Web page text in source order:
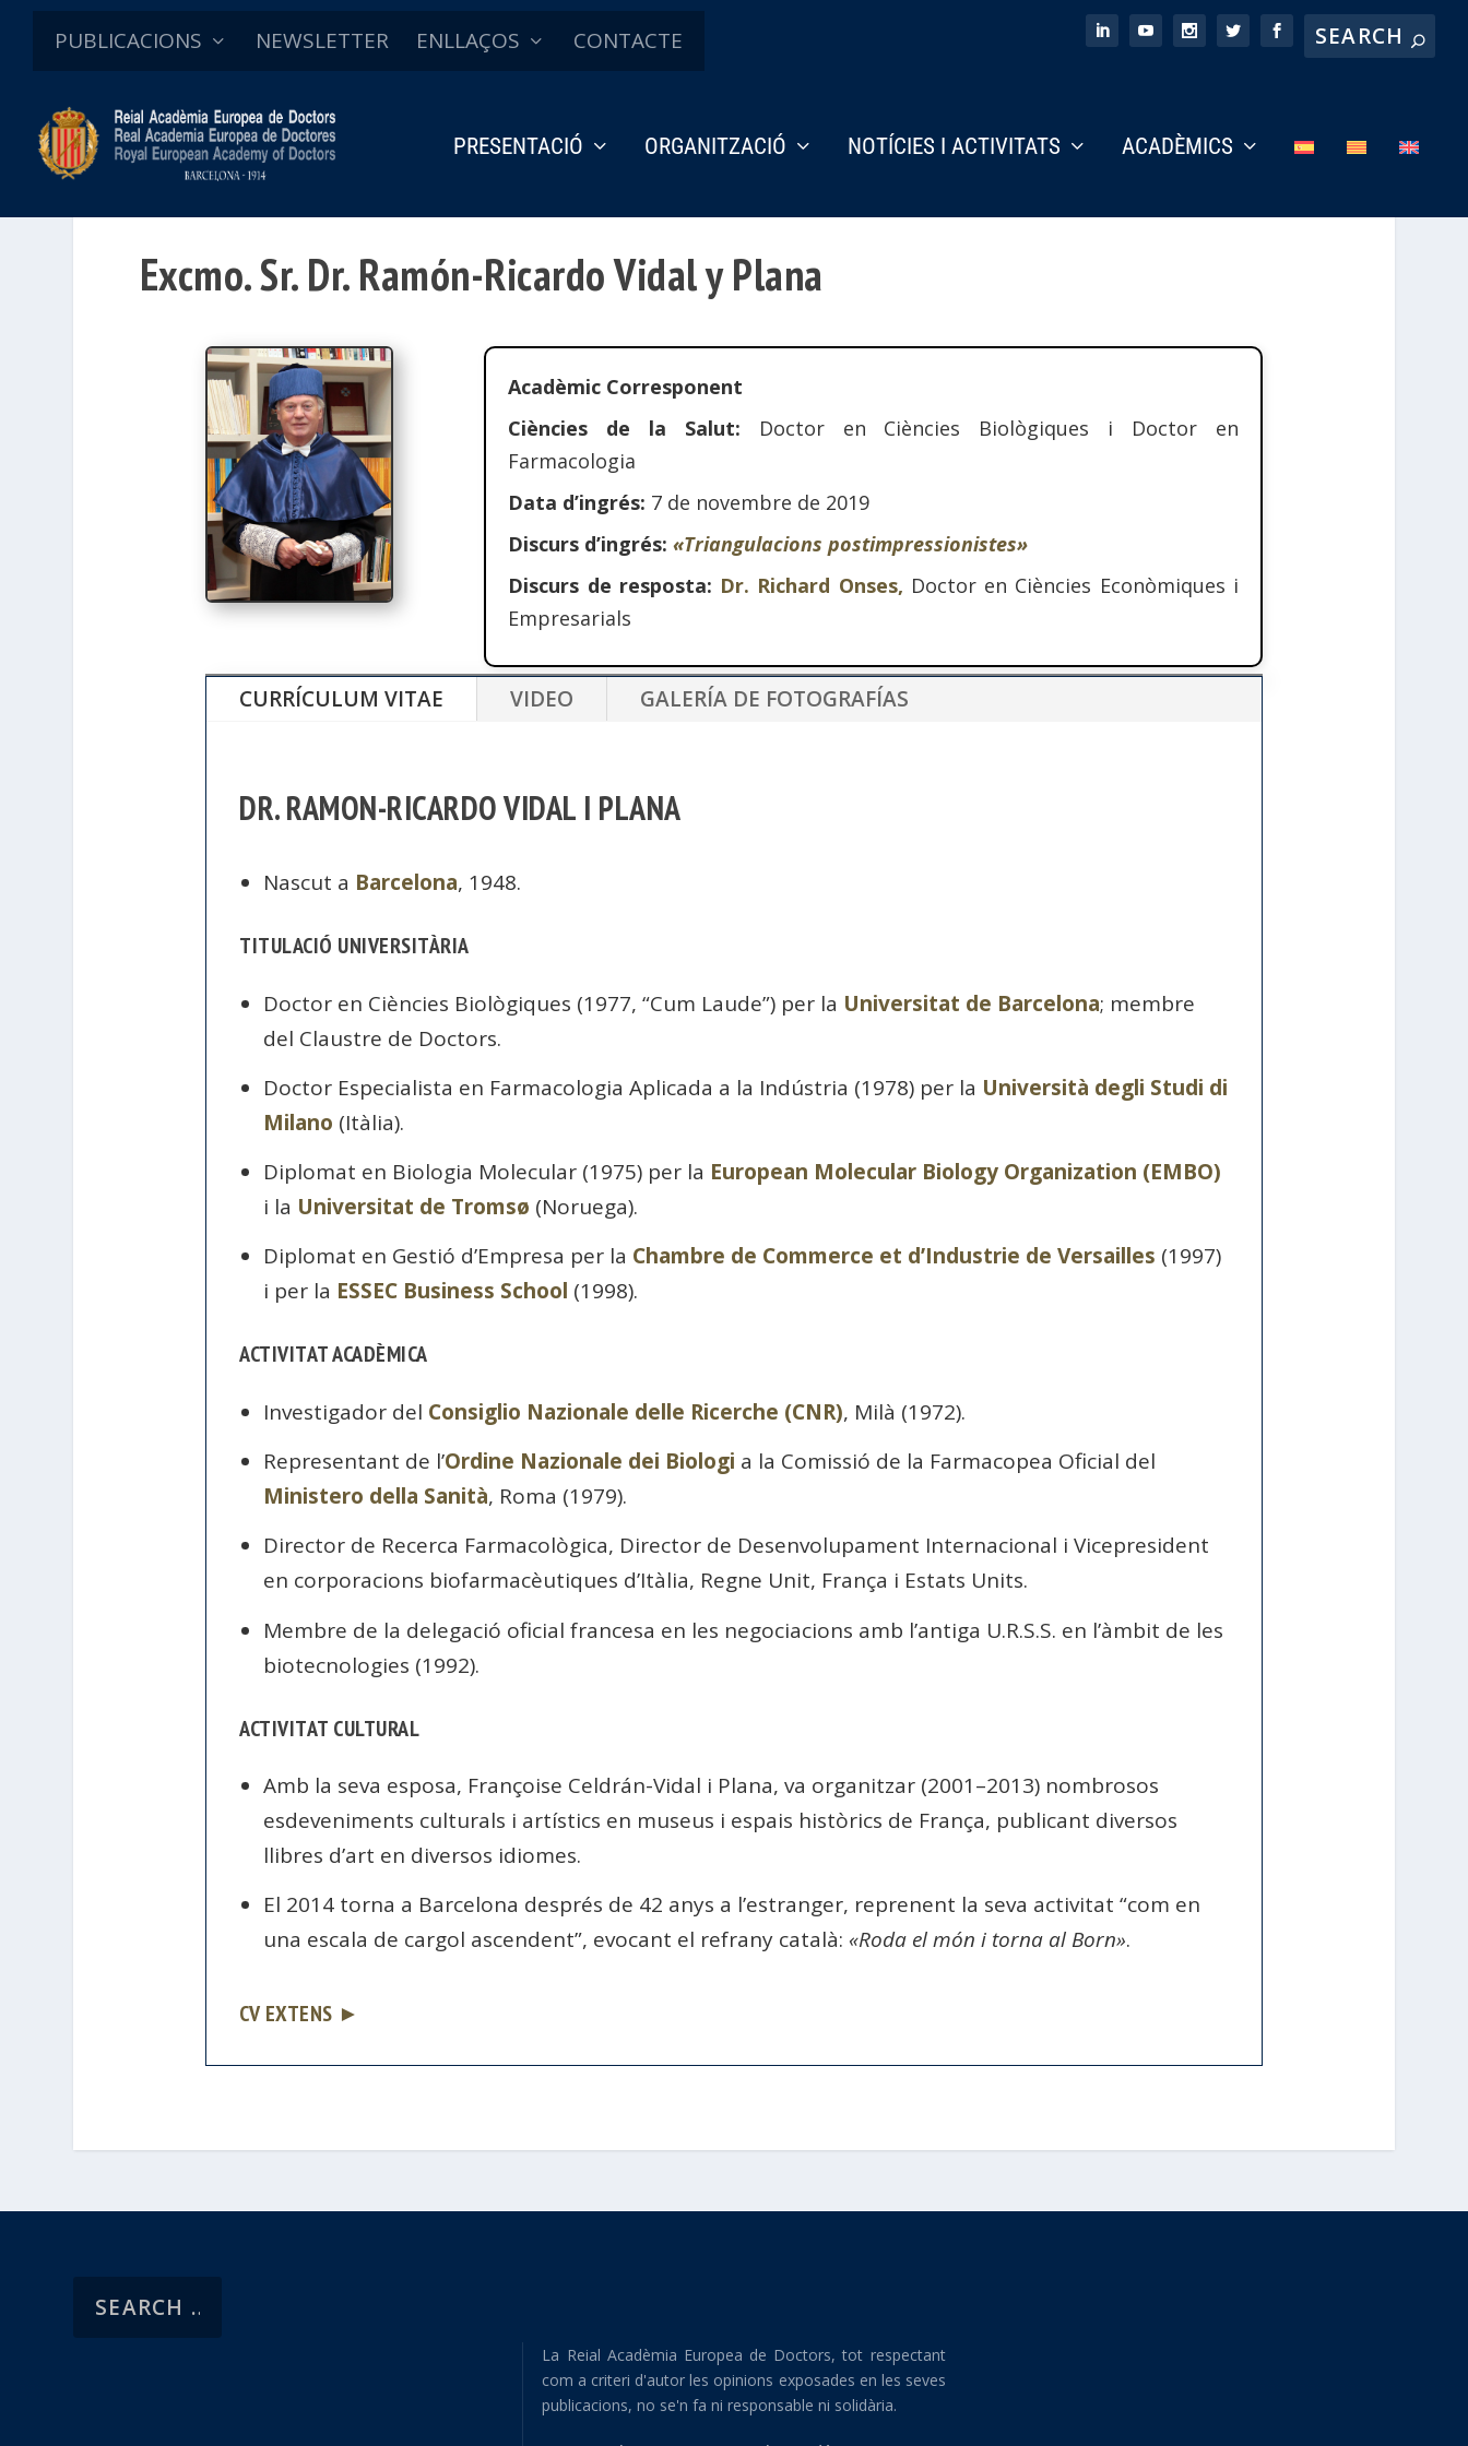
PUBLICACIONS NEWSLETTER ENLLAÇOS CONTACTE
PRESENTACIÓ ORGANITZACIÓ NOTÍCIES I ACTIVITATS ACADÈMICS
Excmo. Sr. Dr. Ramón-Ricardo Vidal y Plana
Acadèmic Corresponent
Ciències de la Salut: Doctor en Ciències Biològiques i Doctor en
Farmacologia
Data d’ingrés: 7 de novembre de 2019
Discurs d’ingrés:«Triangulacions postimpressionistes»
Discurs de resposta: Dr. Richard Onses, Doctor en Ciències Econòmiques i
Empresarials
CURRÍCULUM VITAE VIDEO GALERÍA DE FOTOGRAFÍAS
DR. RAMON-RICARDO VIDAL I PLANA
Nascut a Barcelona, 1948.
TITULACIÓ UNIVERSITÀRIA
Doctor en Ciències Biològiques (1977, “Cum Laude”) per la Universitat de Barcelona; membre
del Claustre de Doctors.
Doctor Especialista en Farmacologia Aplicada a la Indústria (1978) per la Università degli Studi di
Milano (Itàlia).
Diplomat en Biologia Molecular (1975) per la European Molecular Biology Organization (EMBO)
i la Universitat de Tromsø (Noruega).
Diplomat en Gestió d’Empresa per la Chambre de Commerce et d’Industrie de Versailles (1997)
i per la ESSEC Business School (1998).
ACTIVITAT ACADÈMICA
Investigador del Consiglio Nazionale delle Ricerche (CNR), Milà (1972).
Representant de l’Ordine Nazionale dei Biologi a la Comissió de la Farmacopea Oficial del
Ministero della Sanità, Roma (1979).
Director de Recerca Farmacològica, Director de Desenvolupament Internacional i Vicepresident
en corporacions biofarmacèutiques d’Itàlia, Regne Unit, França i Estats Units.
Membre de la delegació oficial francesa en les negociacions amb l’antiga U.R.S.S. en l’àmbit de les
biotecnologies (1992).
ACTIVITAT CULTURAL
Amb la seva esposa, Françoise Celdrán-Vidal i Plana, va organitzar (2001–2013) nombrosos
esdeveniments culturals i artístics en museus i espais històrics de França, publicant diversos
llibres d’art en diversos idiomes.
El 2014 torna a Barcelona després de 42 anys a l’estranger, reprenent la seva activitat “com en
una escala de cargol ascendent”, evocant el refrany català: «Roda el món i torna al Born».
CV EXTENS ►
La Reial Acadèmia Europea de Doctors, tot respectant
com a criteri d'autor les opinions exposades en les seves
publicacions, no se'n fa ni responsable ni solidària.